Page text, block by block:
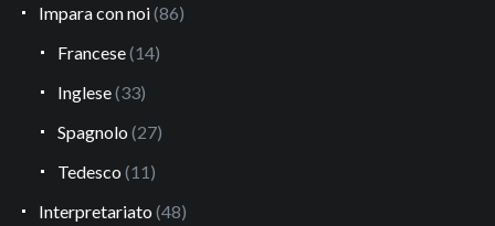
Impara con noi(86)
Francese(14)
Inglese(33)
Spagnolo (27)
Tedesco (11)
Interpretariato (48)